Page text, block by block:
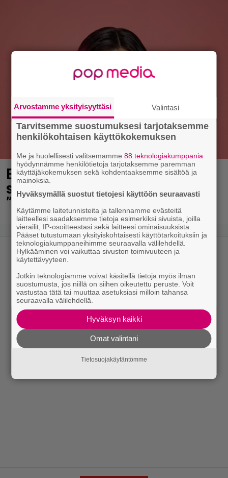
Elämäni biisi jatkuu syksyllä – nyt
saatiin lisätietoa paljastuksista:
”Erittäin tunnettuja”
Arvostamme yksityisyyttäsi Valintasi
Tarvitsemme suostumuksesi tarjotaksemme
henkilökohtaisen käyttökokemuksen
Me ja huolellisesti valitsemamme88 teknologiakumppania
hyödynnämme henkilötietoja tarjotaksemme paremman
käyttäjäkokemuksen sekä kohdentaaksemme sisältöä ja
mainoksia.
Hyväksymällä suostut tietojesi käyttöön seuraavasti
Käytämme laitetunnisteita ja tallennamme evästeitä
laitteellesi saadaksemme tietoja esimerkiksi sivuista, joilla
vierailit, IP-osoitteestasi sekä laitteesi ominaisuuksista.
Pääset tutustumaan yksityiskohtaisesti käyttötarkoituksiin ja
teknologiakumppaneihimme seuraavalla välilehdellä.
Hylkääminen voi vaikuttaa sivuston toimivuuteen ja
käytettävyyteen.
Jotkin teknologiamme voivat käsitellä tietoja myös ilman
suostumusta, jos niillä on siihen oikeutettu peruste. Voit
vastustaa tätä tai muuttaa asetuksiasi milloin tahansa
seuraavalla välilehdellä.
Hyväksyn kaikki
Omat valintani
Tietosuojakäytäntömme